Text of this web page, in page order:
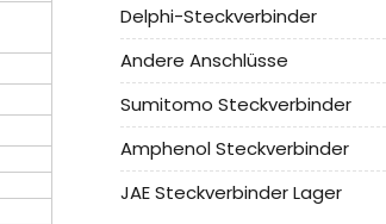
Delphi-Steckverbinder
Andere Anschlüsse
Sumitomo Steckverbinder
Amphenol Steckverbinder
JAE Steckverbinder Lager